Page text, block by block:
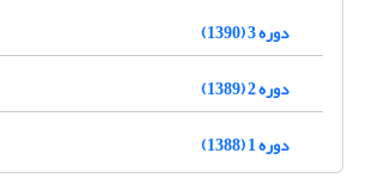
دوره 3 (1390)
دوره 2 (1389)
دوره 1 (1388)